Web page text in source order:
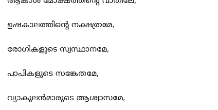
ഉഷകാലത്തിന്‍റെ നക്ഷത്രമേ,
രോഗികളുടെ സ്വസ്ഥാനമേ,
പാപികളുടെ സങ്കേതമേ,
വ്യാകുലന്‍മാരുടെ ആശ്വാസമേ,